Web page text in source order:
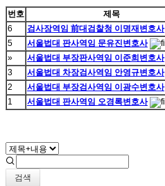
번호 제목
6
검사장역임 前대검찰청 이명재변호사
5
서울법대 판사역임 문유진변호사
»
서울법대 부장판사역임 이준희변호사
3
서울법대 차장검사역임 안영규변호사
2
서울법대 부장검사역임 이광수변호사
1
서울법대 판사역임 오경록변호사
검색